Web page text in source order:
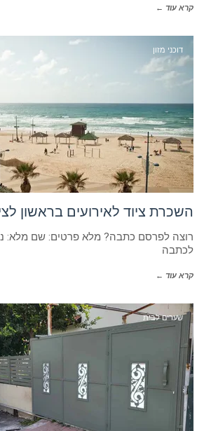
קרא עוד ←
דוכני מזון
השכרת ציוד לאירועים בראשון
רוצה לפרסם כתבה? מלא פרטים: שם מלא:
לכתבה
קרא עוד ←
שערים לבית